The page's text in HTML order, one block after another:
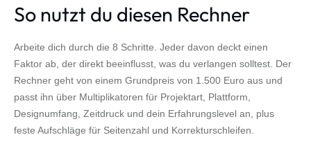
So nutzt du diesen Rechner
Arbeite dich durch die 8 Schritte. Jeder davon deckt einen
Faktor ab, der direkt beeinflusst, was du verlangen solltest. Der
Rechner geht von einem Grundpreis von 1.500 Euro aus und
passt ihn über Multiplikatoren für Projektart, Plattform,
Designumfang, Zeitdruck und dein Erfahrungslevel an, plus
feste Aufschläge für Seitenzahl und Korrekturschleifen.